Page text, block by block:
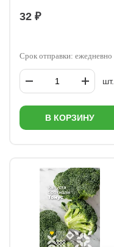
32 ₽
Срок отправки: ежедневно
шт.
В КОРЗИНУ